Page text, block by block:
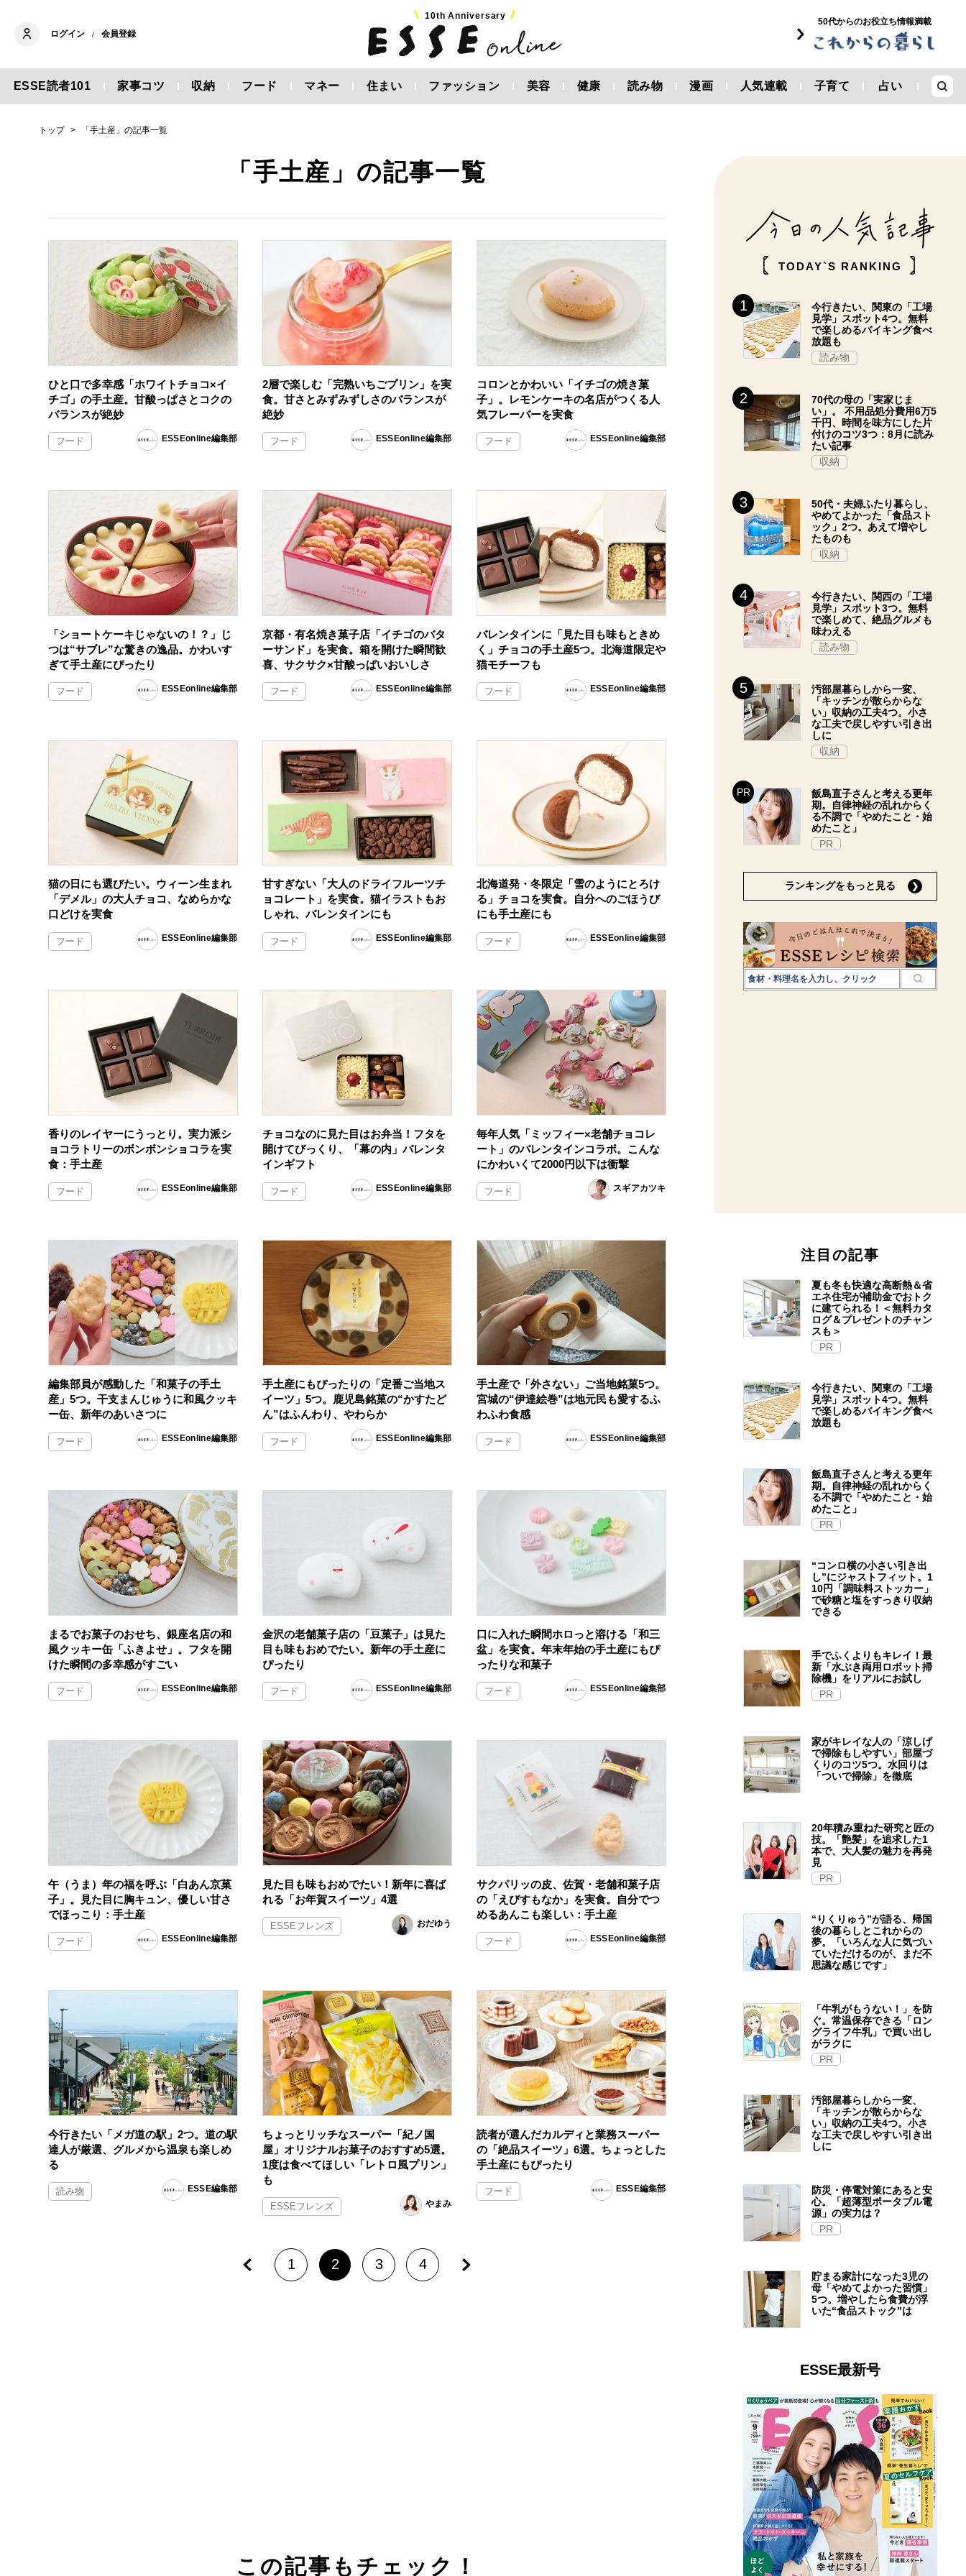
ログイン / 会員登録
10th Anniversary
50代からのお役立ち情報満載
ESSE読者101 家事コツ 収納 フード マネー 住まい ファッション 美容 健康 読み物 漫画 人気連載 子育て 占い
トップ 「手土産」の記事一覧
「手土産」の記事一覧
ひと口で多幸感「ホワイトチョコ×イ
チゴ」の手土産。甘酸っぱさとコクの
バランスが絶妙
フード ESSEonline編集部
2層で楽しむ「完熟いちごプリン」を実
食。甘さとみずみずしさのバランスが
絶妙
フード ESSEonline編集部
コロンとかわいい「イチゴの焼き菓
子」。レモンケーキの名店がつくる人
気フレーバーを実食
フード ESSEonline編集部
「ショートケーキじゃないの！？」じ
つは“サブレ”な驚きの逸品。かわいす
ぎて手土産にぴったり
フード ESSEonline編集部
京都・有名焼き菓子店「イチゴのバタ
ーサンド」を実食。箱を開けた瞬間歓
喜、サクサク×甘酸っぱいおいしさ
フード ESSEonline編集部
バレンタインに「見た目も味もときめ
く」チョコの手土産5つ。北海道限定や
猫モチーフも
フード ESSEonline編集部
猫の日にも選びたい。ウィーン生まれ
「デメル」の大人チョコ、なめらかな
口どけを実食
フード ESSEonline編集部
甘すぎない「大人のドライフルーツチ
ョコレート」を実食。猫イラストもお
しゃれ、バレンタインにも
フード ESSEonline編集部
北海道発・冬限定「雪のようにとろけ
る」チョコを実食。自分へのごほうび
にも手土産にも
フード ESSEonline編集部
香りのレイヤーにうっとり。実力派シ
ョコラトリーのボンボンショコラを実
食：手土産
フード ESSEonline編集部
チョコなのに見た目はお弁当！フタを
開けてびっくり、「幕の内」バレンタ
インギフト
フード ESSEonline編集部
毎年人気「ミッフィー×老舗チョコレ
ート」のバレンタインコラボ。こんな
にかわいくて2000円以下は衝撃
フード スギアカツキ
編集部員が感動した「和菓子の手土
産」5つ。干支まんじゅうに和風クッキ
ー缶、新年のあいさつに
フード ESSEonline編集部
手土産にもぴったりの「定番ご当地ス
イーツ」5つ。鹿児島銘菓の“かすたど
ん”はふんわり、やわらか
フード ESSEonline編集部
手土産で「外さない」ご当地銘菓5つ。
宮城の“伊達絵巻”は地元民も愛するふ
わふわ食感
フード ESSEonline編集部
まるでお菓子のおせち、銀座名店の和
風クッキー缶「ふきよせ」。フタを開
けた瞬間の多幸感がすごい
フード ESSEonline編集部
金沢の老舗菓子店の「豆菓子」は見た
目も味もおめでたい。新年の手土産に
ぴったり
フード ESSEonline編集部
口に入れた瞬間ホロっと溶ける「和三
盆」を実食。年末年始の手土産にもぴ
ったりな和菓子
フード ESSEonline編集部
午（うま）年の福を呼ぶ「白あん京菓
子」。見た目に胸キュン、優しい甘さ
でほっこり：手土産
フード ESSEonline編集部
見た目も味もおめでたい！新年に喜ば
れる「お年賀スイーツ」4選
ESSEフレンズ おだゆう
サクパリッの皮、佐賀・老舗和菓子店
の「えびすもなか」を実食。自分でつ
めるあんこも楽しい：手土産
フード ESSEonline編集部
今行きたい「メガ道の駅」2つ。道の駅
達人が厳選、グルメから温泉も楽しめ
る
読み物 ESSE編集部
ちょっとリッチなスーパー「紀ノ国
屋」オリジナルお菓子のおすすめ5選。
1度は食べてほしい「レトロ風プリン」
も
ESSEフレンズ やまみ
読者が選んだカルディと業務スーパー
の「絶品スイーツ」6選。ちょっとした
手土産にもぴったり
フード ESSE編集部
1 2 3 4
この記事もチェック！
TODAY`S RANKING
今行きたい、関東の「工場
見学」スポット4つ。無料
で楽しめるバイキング食べ
放題も
読み物
70代の母の「実家じま
い」。 不用品処分費用6万5
千円、時間を味方にした片
付けのコツ3つ：8月に読み
たい記事
収納
50代・夫婦ふたり暮らし、
やめてよかった「食品スト
ック」2つ。あえて増やし
たものも
収納
今行きたい、関西の「工場
見学」スポット3つ。無料
で楽しめて、絶品グルメも
味わえる
読み物
汚部屋暮らしから一変、
「キッチンが散らからな
い」収納の工夫4つ。小さ
な工夫で戻しやすい引き出
しに
収納
飯島直子さんと考える更年
期。自律神経の乱れからく
る不調で「やめたこと・始
めたこと」
PR
ランキングをもっと見る
注目の記事
夏も冬も快適な高断熱＆省
エネ住宅が補助金でおトク
に建てられる！＜無料カタ
ログ＆プレゼントのチャン
スも＞
PR
今行きたい、関東の「工場
見学」スポット4つ。無料
で楽しめるバイキング食べ
放題も
飯島直子さんと考える更年
期。自律神経の乱れからく
る不調で「やめたこと・始
めたこと」
PR
“コンロ横の小さい引き出
し”にジャストフィット。1
10円「調味料ストッカー」
で砂糖と塩をすっきり収納
できる
手でふくよりもキレイ！最
新「水ぶき両用ロボット掃
除機」をリアルにお試し
PR
家がキレイな人の「涼しげ
で掃除もしやすい」部屋づ
くりのコツ5つ。水回りは
「ついで掃除」を徹底
20年積み重ねた研究と匠の
技。「艶髪」を追求した1
本で、大人髪の魅力を再発
見
PR
“りくりゅう”が語る、帰国
後の暮らしとこれからの
夢。「いろんな人に気づい
ていただけるのが、まだ不
思議な感じです」
「牛乳がもうない！」を防
ぐ。常温保存できる「ロン
グライフ牛乳」で買い出し
がラクに
PR
汚部屋暮らしから一変、
「キッチンが散らからな
い」収納の工夫4つ。小さ
な工夫で戻しやすい引き出
しに
防災・停電対策にあると安
心。「超薄型ポータブル電
源」の実力は？​
PR
貯まる家計になった3児の
母「やめてよかった習慣」
5つ。増やしたら食費が浮
いた“食品ストック”は
ESSE最新号